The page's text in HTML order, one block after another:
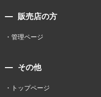
販売店の方
管理ページ
その他
トップページ